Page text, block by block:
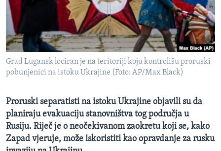
MAGAZIN
O GLASU AMERIKE
Learning English
PRATITE NAS
Jezici
Grad Lugansk lociran je na teritoriji koju kontrolišu proruski
pobunjenici na istoku Ukrajine (Foto: AP/Max Black)
Proruski separatisti na istoku Ukrajine objavili su da
planiraju evakuaciju stanovništva tog područja u
Rusiju. Riječ je o neočekivanom zaokretu koji se, kako
Zapad vjeruje, može iskoristiti kao opravdanje za rusku